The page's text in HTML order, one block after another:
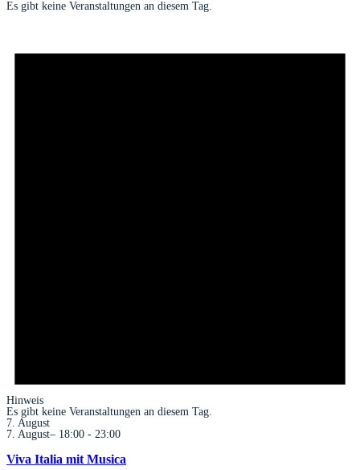
Es gibt keine Veranstaltungen an diesem Tag.
Hinweis
Es gibt keine Veranstaltungen an diesem Tag.
7. August
7. August– 18:00 - 23:00
Viva Italia mit Musica